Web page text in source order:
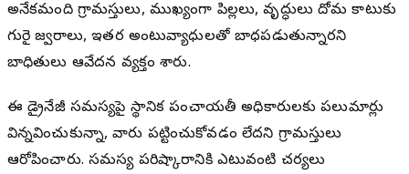
అనేకమంది గ్రామస్తులు, ముఖ్యంగా పిల్లలు, వృద్ధులు దోమ కాటుకు
గురై జ్వరాలు, ఇతర అంటువ్యాధులతో బాధపడుతున్నారని
బాధితులు ఆవేదన వ్యక్తం చేశారు.
ఈ డ్రైనేజీ సమస్యపై స్థానిక పంచాయతీ అధికారులకు పలుమార్లు
విన్నవించుకున్నా, వారు పట్టించుకోవడం లేదని గ్రామస్తులు
ఆరోపించారు. సమస్య పరిష్కారానికి ఎటువంటి చర్యలు